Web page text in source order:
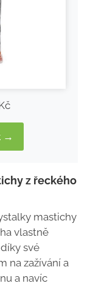
→
z řeckého
mastichy
vlastně
své
na zažívání a
a navíc